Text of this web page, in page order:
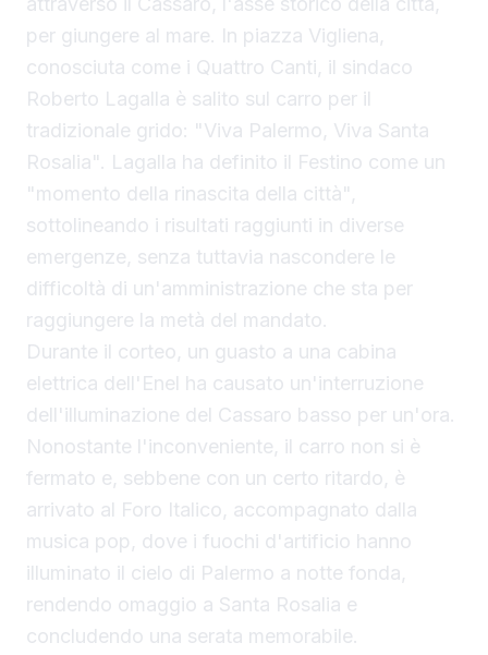
per giungere al mare. In piazza Vigliena,
conosciuta come i Quattro Canti, il sindaco
Roberto Lagalla è salito sul carro per il
tradizionale grido: "Viva Palermo, Viva Santa
Rosalia". Lagalla ha definito il Festino come un
"momento della rinascita della città",
sottolineando i risultati raggiunti in diverse
emergenze, senza tuttavia nascondere le
difficoltà di un'amministrazione che sta per
raggiungere la metà del mandato.
Durante il corteo, un guasto a una cabina
elettrica dell'Enel ha causato un'interruzione
dell'illuminazione del Cassaro basso per un'ora.
Nonostante l'inconveniente, il carro non si è
fermato e, sebbene con un certo ritardo, è
arrivato al Foro Italico, accompagnato dalla
musica pop, dove i fuochi d'artificio hanno
illuminato il cielo di Palermo a notte fonda,
rendendo omaggio a Santa Rosalia e
concludendo una serata memorabile.